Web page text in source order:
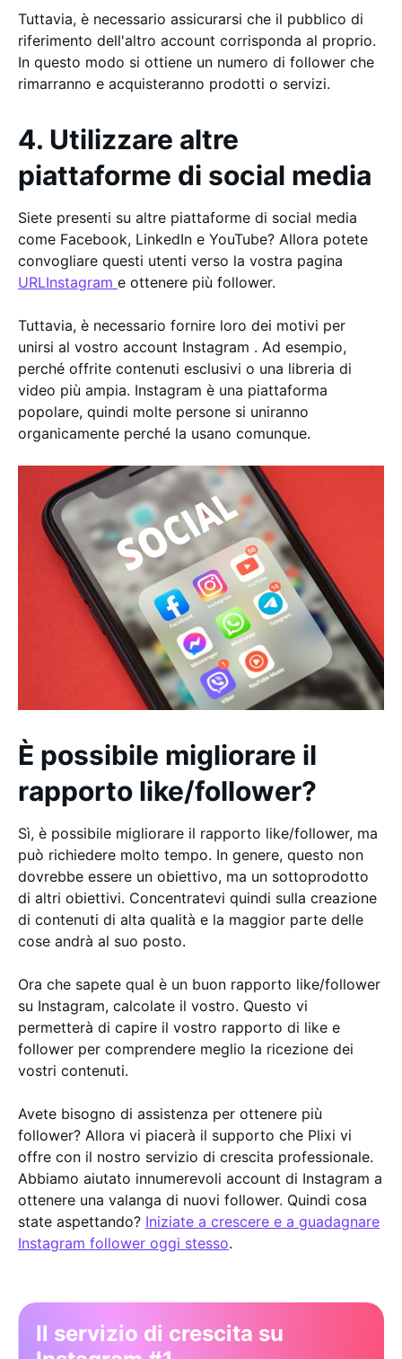
Tuttavia, è necessario assicurarsi che il pubblico di
riferimento dell'altro account corrisponda al proprio.
In questo modo si ottiene un numero di follower che
rimarranno e acquisteranno prodotti o servizi.
4. Utilizzare altre
piattaforme di social media
Siete presenti su altre piattaforme di social media
come Facebook, LinkedIn e YouTube? Allora potete
convogliare questi utenti verso la vostra pagina
URLInstagram e ottenere più follower.
Tuttavia, è necessario fornire loro dei motivi per
unirsi al vostro account Instagram . Ad esempio,
perché offrite contenuti esclusivi o una libreria di
video più ampia. Instagram è una piattaforma
popolare, quindi molte persone si uniranno
organicamente perché la usano comunque.
È possibile migliorare il
rapporto like/follower?
Sì, è possibile migliorare il rapporto like/follower, ma
può richiedere molto tempo. In genere, questo non
dovrebbe essere un obiettivo, ma un sottoprodotto
di altri obiettivi. Concentratevi quindi sulla creazione
di contenuti di alta qualità e la maggior parte delle
cose andrà al suo posto.
Ora che sapete qual è un buon rapporto like/follower
su Instagram, calcolate il vostro. Questo vi
permetterà di capire il vostro rapporto di like e
follower per comprendere meglio la ricezione dei
vostri contenuti.
Avete bisogno di assistenza per ottenere più
follower? Allora vi piacerà il supporto che Plixi vi
offre con il nostro servizio di crescita professionale.
Abbiamo aiutato innumerevoli account di Instagram a
ottenere una valanga di nuovi follower. Quindi cosa
state aspettando? Iniziate a crescere e a guadagnare
Instagram follower oggi stesso.
Il servizio di crescita su